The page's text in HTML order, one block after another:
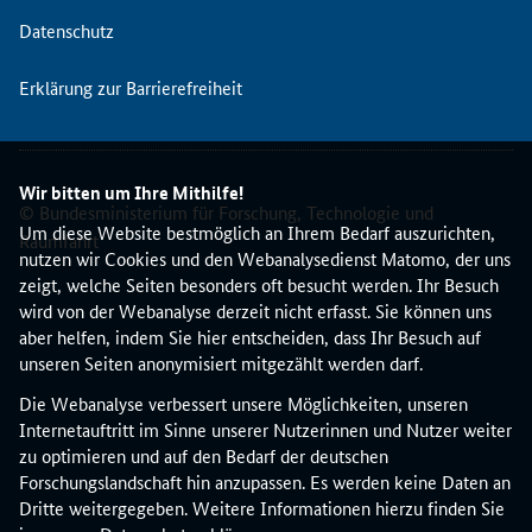
Wir bitten um Ihre Mithilfe!
Um diese Website bestmöglich an Ihrem Bedarf auszurichten,
nutzen wir Cookies und den Webanalysedienst Matomo, der uns
zeigt, welche Seiten besonders oft besucht werden. Ihr Besuch
wird von der Webanalyse derzeit nicht erfasst. Sie können uns
aber helfen, indem Sie hier entscheiden, dass Ihr Besuch auf
unseren Seiten anonymisiert mitgezählt werden darf.
Die Webanalyse verbessert unsere Möglichkeiten, unseren
Internetauftritt im Sinne unserer Nutzerinnen und Nutzer weiter
zu optimieren und auf den Bedarf der deutschen
Forschungslandschaft hin anzupassen. Es werden keine Daten an
Dritte weitergegeben. Weitere Informationen hierzu finden Sie
n
o
t
k
t
s
t
e
l
l
G
e
s
u
n
Datenschutz
Erklärung zur Barrierefreiheit
© Bundesministerium für Forschung, Technologie und
Raumfahrt